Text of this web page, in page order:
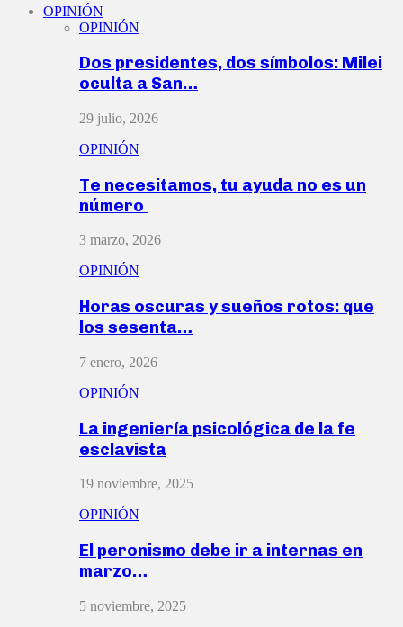
OPINIÓN
OPINIÓN
Dos presidentes, dos símbolos: Milei
oculta a San…
29 julio, 2026
OPINIÓN
Te necesitamos, tu ayuda no es un
número
3 marzo, 2026
OPINIÓN
Horas oscuras y sueños rotos: que
los sesenta…
7 enero, 2026
OPINIÓN
La ingeniería psicológica de la fe
esclavista
19 noviembre, 2025
OPINIÓN
El peronismo debe ir a internas en
marzo…
5 noviembre, 2025